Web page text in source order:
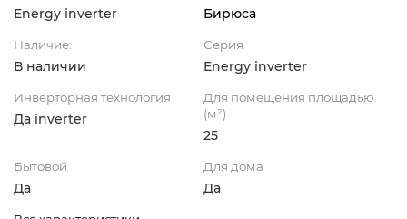
Energy inverter Бирюса
Наличие:
В наличии
Серия
Energy inverter
Инверторная технология
Да inverter
Для помещения площадью
(м²)
25
Бытовой
Да
Для дома
Да